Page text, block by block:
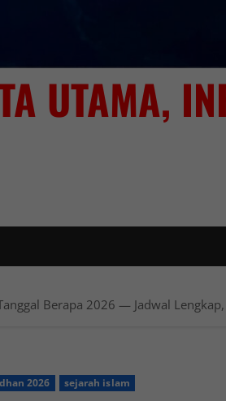
UTAMA,
Berapa 2026 — Jadwal
2026 sejarah islam